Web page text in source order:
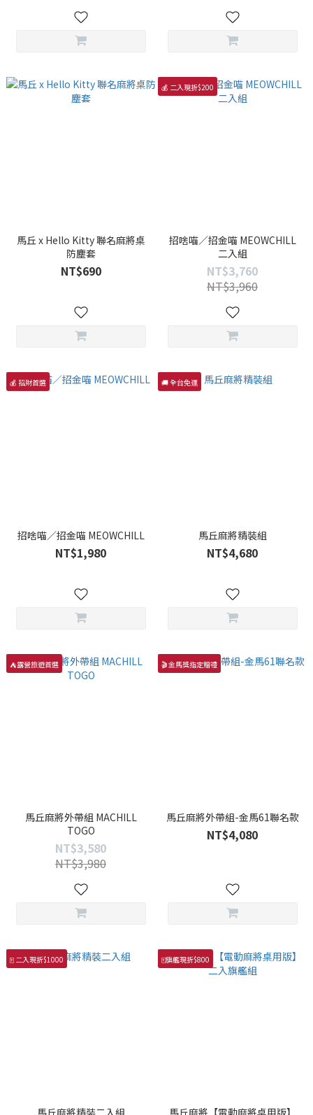
馬丘 x Hello Kitty 聯名麻將桌
防塵套
NT$690
💰 二入現折$200
招啥喵／招金喵 MEOWCHILL
二入組
NT$3,760
NT$3,960
💰 招財首選
招啥喵／招金喵 MEOWCHILL
NT$1,980
🚚 全台免運
馬丘麻將精裝組
NT$4,680
⛺露營旅遊首選
馬丘麻將外帶組 MACHILL
TOGO
NT$3,580
NT$3,980
🎬 金馬獎指定贈禮
馬丘麻將外帶組-金馬61聯名款
NT$4,080
🀄️ 二入現折$1000
馬丘麻將精裝二入組
🀄️旗艦現折$800
馬丘麻將【電動麻將桌用版】